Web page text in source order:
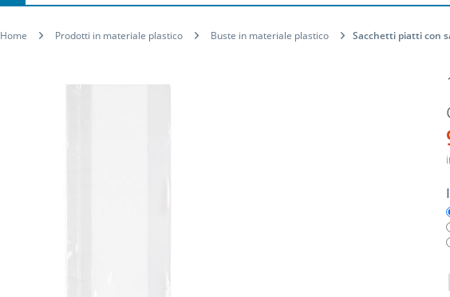
Home Prodotti in materiale plastico Buste in materiale plastico Sacchetti piatti con